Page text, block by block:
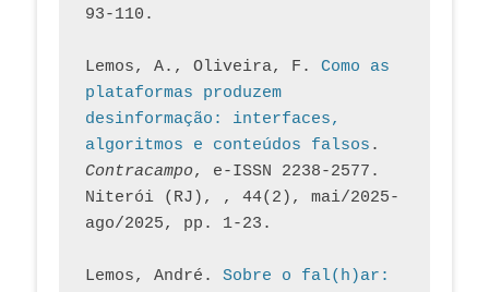
93-110.
Lemos, A., Oliveira, F. Como as
plataformas produzem
desinformação: interfaces,
algoritmos e conteúdos falsos
Contracampo, e-ISSN 2238-2577.
Niterói (RJ), , 44(2), mai/2025-
ago/2025, pp. 1-23.
Lemos, André. Sobre o fal(h)ar: